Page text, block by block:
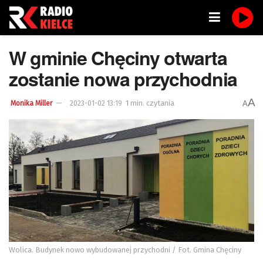
W gminie Chęciny otwarta
zostanie nowa przychodnia
Monika Miller 2023-01-02 13:19 1 min. czytania AA
Wolica. Budynek nowo wybudowanej przychodni / Fot. Gmina Chęciny